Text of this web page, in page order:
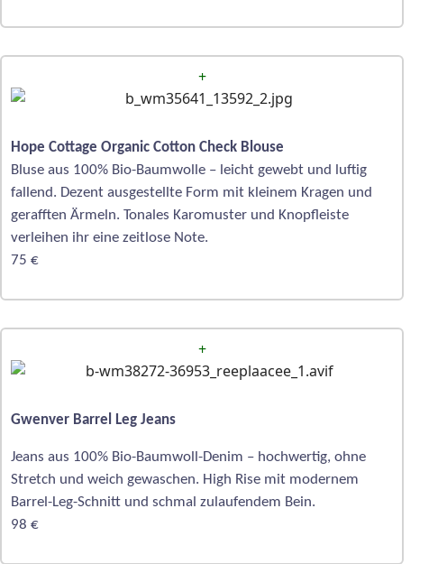
+
Hope Cottage Organic Cotton Check Blouse
Bluse aus 100% Bio-Baumwolle – leicht gewebt und luftig
fallend. Dezent ausgestellte Form mit kleinem Kragen und
gerafften Ärmeln. Tonales Karomuster und Knopfleiste
verleihen ihr eine zeitlose Note.
75 €
+
Gwenver Barrel Leg Jeans
Jeans aus 100% Bio-Baumwoll-Denim – hochwertig, ohne
Stretch und weich gewaschen. High Rise mit modernem
Barrel-Leg-Schnitt und schmal zulaufendem Bein.
98 €